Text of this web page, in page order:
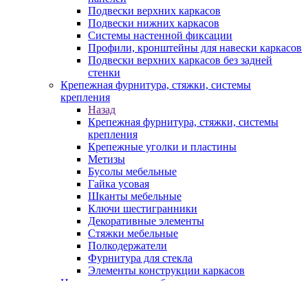
Подвески верхних каркасов
Подвески нижних каркасов
Системы настенной фиксации
Профили, кронштейны для навески каркасов
Подвески верхних каркасов без задней
стенки
Крепежная фурнитура, стяжки, системы
крепления
Назад
Крепежная фурнитура, стяжки, системы
крепления
Крепежные уголки и пластины
Метизы
Бусолы мебельные
Гайка усовая
Шканты мебельные
Ключи шестигранники
Декоративные элементы
Стяжки мебельные
Полкодержатели
Фурнитура для стекла
Элементы конструкции каркасов